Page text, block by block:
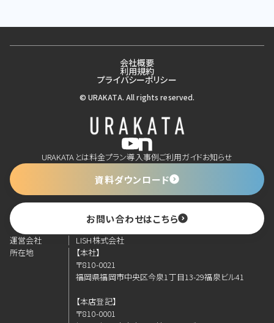
会社概要
利用規約
プライバシーポリシー
© URAKATA. All rights reserved.
URAKATAとは料金プラン導入事例ご利用ガイドお知らせ
資料ダウンロード
お問い合わせはこちら
運営会社
LISH株式会社
所在地
【本社】
〒810-0021
福岡県福岡市中央区今泉1丁目13-29福泉ビル41
【本店登記】
〒810-0001